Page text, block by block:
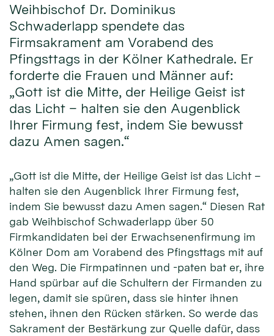
Weihbischof Dr. Dominikus
Schwaderlapp spendete das
Firmsakrament am Vorabend des
Pfingsttags in der Kölner Kathedrale. Er
forderte die Frauen und Männer auf:
„Gott ist die Mitte, der Heilige Geist ist
das Licht – halten sie den Augenblick
Ihrer Firmung fest, indem Sie bewusst
dazu Amen sagen.“
„Gott ist die Mitte, der Heilige Geist ist das Licht –
halten sie den Augenblick Ihrer Firmung fest,
indem Sie bewusst dazu Amen sagen.“ Diesen Rat
gab Weihbischof Schwaderlapp über 50
Firmkandidaten bei der Erwachsenenfirmung im
Kölner Dom am Vorabend des Pfingsttags mit auf
den Weg. Die Firmpatinnen und -paten bat er, ihre
Hand spürbar auf die Schultern der Firmanden zu
legen, damit sie spüren, dass sie hinter ihnen
stehen, ihnen den Rücken stärken. So werde das
Sakrament der Bestärkung zur Quelle dafür, dass